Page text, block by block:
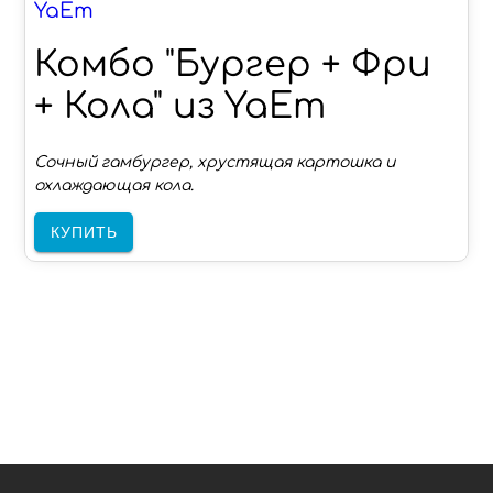
YaEm
Комбо "Бургер + Фри
+ Кола" из YaEm
Сочный гамбургер, хрустящая картошка и
охлаждающая кола.
КУПИТЬ